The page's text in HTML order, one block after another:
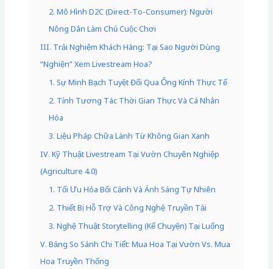
2. Mô Hình D2C (Direct-To-Consumer): Người
Nông Dân Làm Chủ Cuộc Chơi
III. Trải Nghiệm Khách Hàng: Tại Sao Người Dùng
“Nghiện” Xem Livestream Hoa?
1. Sự Minh Bạch Tuyệt Đối Qua Ống Kính Thực Tế
2. Tính Tương Tác Thời Gian Thực Và Cá Nhân
Hóa
3. Liệu Pháp Chữa Lành Từ Không Gian Xanh
IV. Kỹ Thuật Livestream Tại Vườn Chuyên Nghiệp
(Agriculture 4.0)
1. Tối Ưu Hóa Bối Cảnh Và Ánh Sáng Tự Nhiên
2. Thiết Bị Hỗ Trợ Và Công Nghệ Truyền Tải
3. Nghệ Thuật Storytelling (Kể Chuyện) Tại Luống
V. Bảng So Sánh Chi Tiết: Mua Hoa Tại Vườn Vs. Mua
Hoa Truyền Thống